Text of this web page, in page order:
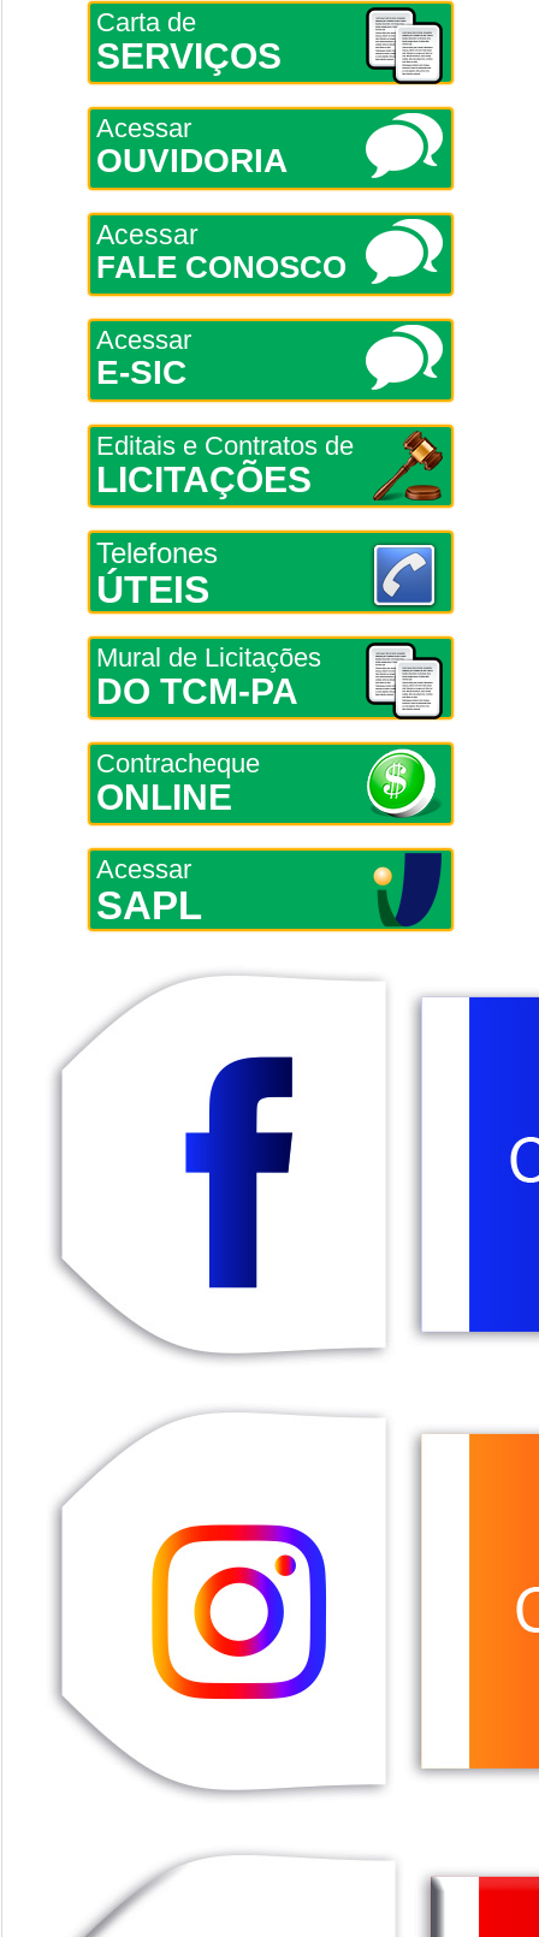
Carta de
SERVIÇOS
Acessar
OUVIDORIA
Acessar
FALE CONOSCO
Acessar
E-SIC
Editais e Contratos de
LICITAÇÕES
Telefones
ÚTEIS
Mural de Licitações
DO TCM-PA
Contracheque
ONLINE
Acessar
SAPL